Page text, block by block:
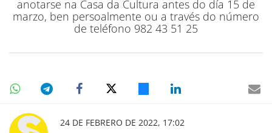
anotarse na Casa da Cultura antes do día 15 de
marzo, ben persoalmente ou a través do número
de teléfono 982 43 51 25
24 DE FEBRERO DE 2022, 17:02